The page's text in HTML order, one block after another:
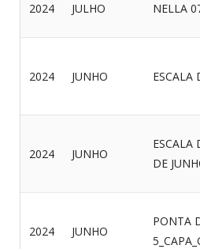
2024 JULHO NELLA
2024 JUNHO ESCALA
2024 JUNHO
ESCALA
DE
2024 JUNHO
PONTA